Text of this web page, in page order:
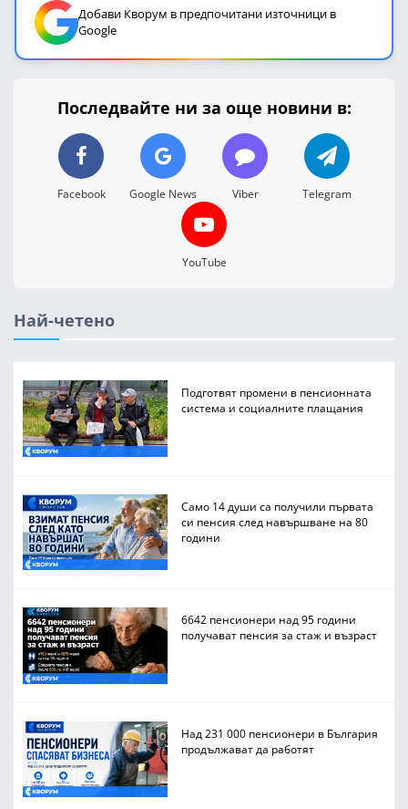
Добави Кворум в предпочитани източници в
Google
Последвайте ни за още новини в:
Facebook Google News Viber Telegram
YouTube
Най-четено
Подготвят промени в пенсионната
система и социалните плащания
Само 14 души са получили първата
си пенсия след навършване на 80
години
6642 пенсионери над 95 години
получават пенсия за стаж и възраст
Над 231 000 пенсионери в България
продължават да работят